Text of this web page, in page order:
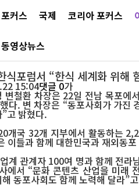
포커스 국제 코리아 포커스
동영상뉴스
식포럼서 “한식 세계화 위해
15:04댓글 0가
철환 차장은 22일 전남 목포에
다. 변 차장은 “동포사회가 가진
고 밝혔다.
개국 32개 지부에서 활동하는
이들과 함께 대한민국과 재외동
계 관계자 100여 명과 함께 전
에서 “문화 콘텐츠 산업을 미래
동포사회도 함께 노력해 달라”